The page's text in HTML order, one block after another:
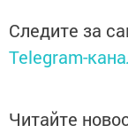
Следите за
Telegram-
Читайте